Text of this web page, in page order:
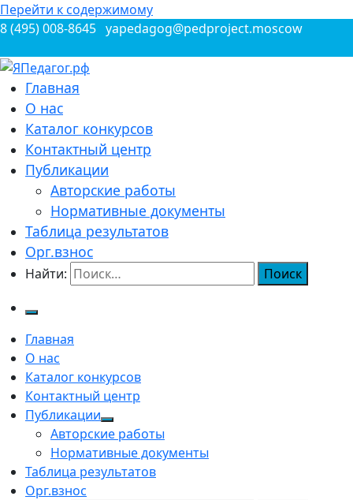
Перейти к содержимому
8 (495) 008-8645 yapedagog@pedproject.moscow
ЯПедагог.рф
Всероссийские конкурсы для педагогов
Главная
О нас
Каталог конкурсов
Контактный центр
Публикации
Авторские работы
Нормативные документы
Таблица результатов
Орг.взнос
Найти:
Главная
О нас
Каталог конкурсов
Контактный центр
Публикации
Авторские работы
Нормативные документы
Таблица результатов
Орг.взнос